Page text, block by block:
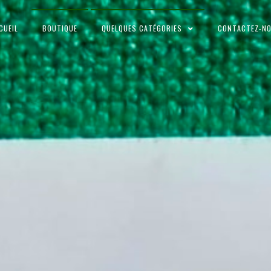
BOUTIQUE QUELQUES CATÉGORIES CONTACTEZ-